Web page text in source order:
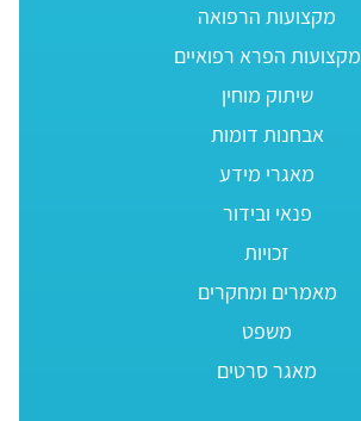
מקצועות הרפואה
מקצועות הפרא רפואיים
שיתוק מוחין
אבחנות דומות
מאגרי מידע
פנאי ובידור
זכויות
מאמרים ומחקרים
משפט
מאגר סרטים